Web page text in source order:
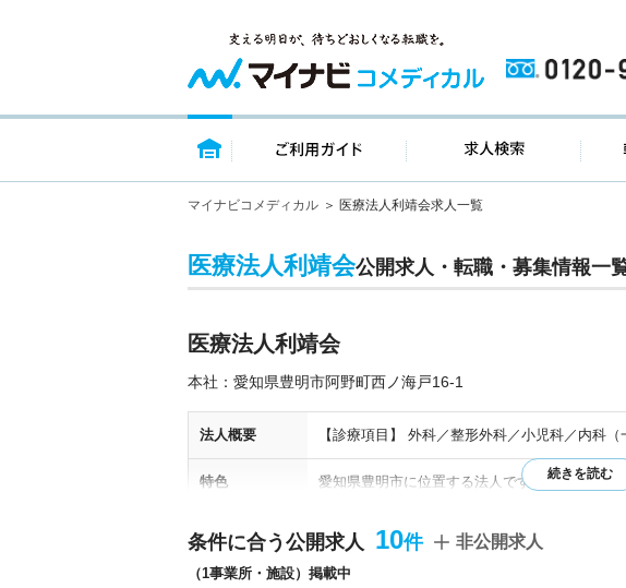
トップページ ご利用ガイド 求人
マイナビコメディカル 医療法人利靖会求人一覧
医療法人利靖会公開求人・転職・募集情報一
医療法人利靖会
本社：愛知県豊明市阿野町西ノ海戸16-1
法人概要 【診療項目】 外科／整形外科／小児科／内科
特色
愛知県豊明市に位置する法人です。 病院運営
児科、形成外科とも連携を行い全人的治療を行
条件に合う公開求人 10
（1事業所・施設）掲載中
非公開求人